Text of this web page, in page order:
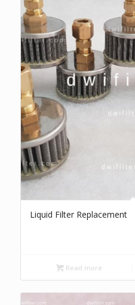
Liquid Filter Replacement
Read more